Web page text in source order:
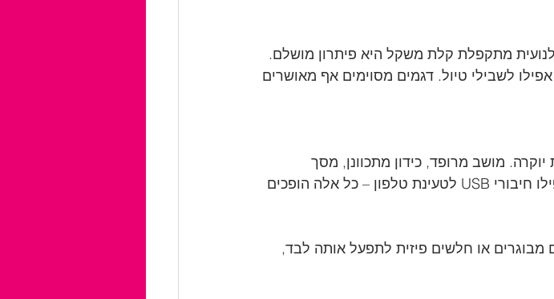
מתקפלת קלת משקל היא פיתרון מושלם.
לשבילי טיול. דגמים מסוימים אף מאושרים
מושב מרופד, כידון מתכוונן, מסך
דיגיטלי, מערכת בלימה חכמה, סוללה נשלפת, ואפילו חיבורי USB לטעינת טלפון – כל אלה הופכים
או חלשים פיזית לתפעל אותה לבד,